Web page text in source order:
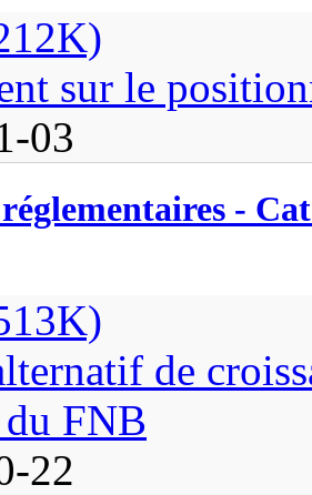
sur le
03
-
de
FNB
22